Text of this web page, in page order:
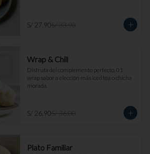
S/ 27.90S/ 33.90
Wrap & Chill
Disfruta del complemento perfecto, 01
wrap sabor a elección más iced tea o chicha
morada.
S/ 26.90S/ 36.00
Plato Familiar